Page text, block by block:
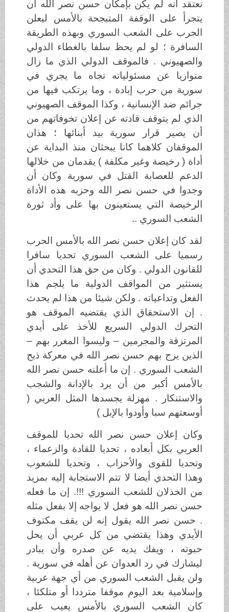
نعتقد أنه لم يكن بإمكان حسن نصر الله أن
يتجرأ على الوقفة المتبجحة بالأمس ليعلن
الحرب على الشعب السوري وبهذه الطريقة
السافرة ؛ لو لم يحظ سلفا بالغطاء الدولي
والصهيوني . فالموقف الدولي الذي ما زال
متواريا عن مسئولياته تجاه ما يجري في
سورية من حرب إبادة ، وما يرتكب فيها من
جرائم ضد الإنسانية ، وكذا الموقف الصهيوني
الذي لم يتوقف قادته عن إعلان تخوفاتهم من
أن يصير قرار سورية بيد أبنائها ؛ هذان
الموقفان كلاهما كانا يبحثان منذ البداية عن
أداة ( رخيصة وغير مكلفة ) يقدمان من خلالها
الدعم للعصابة القتل في سورية وكان أن
وجدوا في حسن نصر الله وحزبه هذه الأداة
الرخيصة التي يستعينون بها على وأد ثورة
الشعب السوري ..
لقد كان إعلان حسن نصر الله بالأمس الحرب
رسميا على الشعب السوري تحديا سافرا
للقانون الدولي . وكان من حق هذا التحدي أن
يستثير من المواقف الدولية ما يلجم هذا
الفعل وتداعياته . ولكن شيئا من هذا لم يحدث
. إن الاستحقاق الذي يقتضيه الموقف هو
التحرك الدولي السريع للأخذ على أيدي
المرتزقة والمجرمين – وليسوا المغرر بهم –
الذين يزج بهم حسن نصر الله في معركة ذبح
الشعب السوري . إن ما أعلنه حسن نصر الله
بالأمس أكبر من أن يرد بالإدانة والشجب
والاستنكار . مهزلة يجسدها المثل العربي (
أوسعتهم سبا وأودوا بالإبل )
وكان إعلان حسن نصر الله تحديا للموقف
العربي بكل أبعاده ، تحديا للقادة والزعماء ،
وتحديا للقوى والأحزاب ، وتحديا للشعوب
وهذا التحدي أيضا لا تتم الاستجابة إليه بمزيد
من الخذلان للشعب السوري !!!. إن ما فعله
حسن نصر الله هو فعل لا يواجه إلا بفعل مثله
. حسن نصر الله يقول إنه لن يقف مكتوف
الأيدي وهذا يقتضي من كل عربي أن يحل
حبوته ، ويفك يديه عن صدره وأن يبادر
ليشارك في رد العدوان عن أهله في سورية .
ولن يقبل الشعب السوري من أي جهة عربية
وإسلامية بعد اليوم موقفا مترددا أو متلكئا ،
كان الشعب السوري بالأمس يعيب على